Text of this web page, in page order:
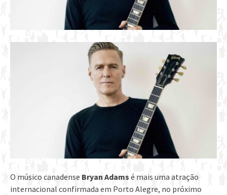
O músico canadense Bryan Adams é mais uma atração
internacional confirmada em Porto Alegre, no próximo